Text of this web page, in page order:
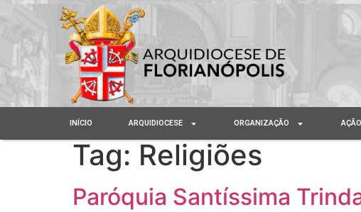
INÍCIO ARQUIDIOCESE ORGANIZAÇÃO
Tag: Religiões
Paróquia Santíssima